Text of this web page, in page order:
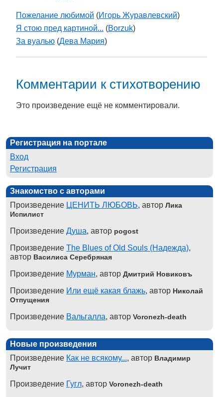
Пожелание любимой (Игорь Журавлевский)
Я стою пред картиной... (Borzuk)
За вуалью (Дева Мария)
Комментарии к стихотворению
Это произведение ещё не комментировали.
Регистрация на портале
Вход
Регистрация
Знакомство с авторами
Произведение ЦЕНИТЬ ЛЮБОВЬ, автор Лика
Испилист
Произведение Душа, автор pogost
Произведение The Blues of Old Souls (Надежда),
автор Василиса Серебряная
Произведение Мурман, автор Дмитрий Новиковъ
Произведение Или ещё какая блажь, автор Николай
Отпущения
Произведение Вальгалла, автор Voronezh-death
Новые произведения
Произведение Как не всякому..., автор Владимир
Лучит
Произведение Гугл, автор Voronezh-death